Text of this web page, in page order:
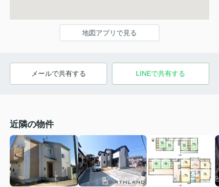
地図アプリで見る
メールで共有する LINEで共有する
近隣の物件